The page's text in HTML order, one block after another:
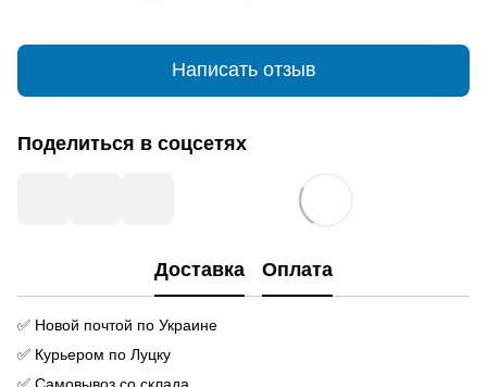
Написать отзыв
Поделиться в соцсетях
Доставка Оплата
✅ Новой почтой по Украине
✅ Курьером по Луцку
✅ Самовывоз со склада